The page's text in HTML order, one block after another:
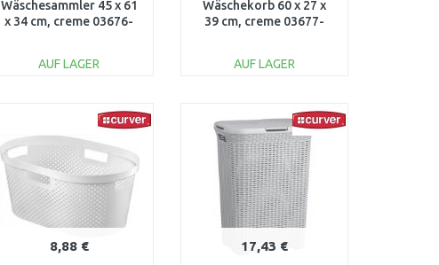
Wäschesammler 45 x 61
x 34 cm, creme 03676-
AUF LAGER
Vergleichen
Wäschekorb 60 x 27 x
39 cm, creme 03677-
AUF LAGER
Vergleichen
8,88 € 17,43 €